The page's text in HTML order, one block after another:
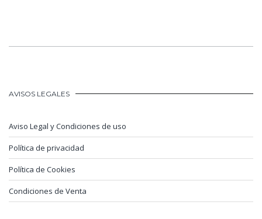
AVISOS LEGALES
Aviso Legal y Condiciones de uso
Política de privacidad
Política de Cookies
Condiciones de Venta